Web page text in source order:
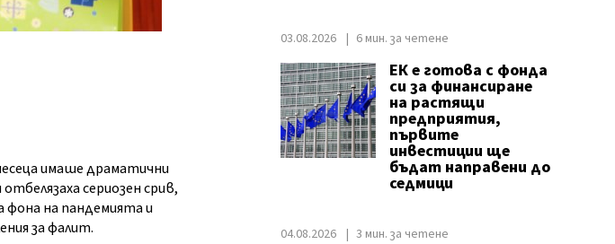
имаше драматични
сериозен срив,
фона на пандемията и
за фалит.
03.08.2026 6 мин. за четене
ЕК е готова с фонда
си за финансиране
на растящи
предприятия,
първите
инвестиции ще
бъдат направени до
седмици
04.08.2026 3 мин. за четене